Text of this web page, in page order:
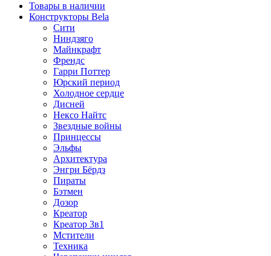
Товары в наличии
Конструкторы Bela
Сити
Ниндзяго
Майнкрафт
Френдс
Гарри Поттер
Юрский период
Холодное сердце
Дисней
Нексо Найтс
Звездные войны
Принцессы
Эльфы
Архитектура
Энгри Бёрдз
Пираты
Бэтмен
Дозор
Креатор
Креатор 3в1
Мстители
Техника